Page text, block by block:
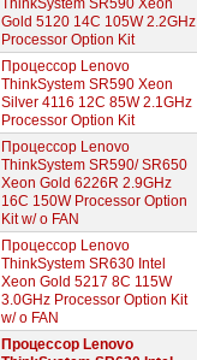
ThinkSystem SR590 Xeon
Gold 5120 14C 105W 2.2GHz
Processor Option Kit
Процессор Lenovo
ThinkSystem SR590 Xeon
Silver 4116 12C 85W 2.1GHz
Processor Option Kit
Процессор Lenovo
ThinkSystem SR590/ SR650
Xeon Gold 6226R 2.9GHz
16C 150W Processor Option
Kit w/ o FAN
Процессор Lenovo
ThinkSystem SR630 Intel
Xeon Gold 5217 8C 115W
3.0GHz Processor Option Kit
w/ o FAN
Процессор Lenovo